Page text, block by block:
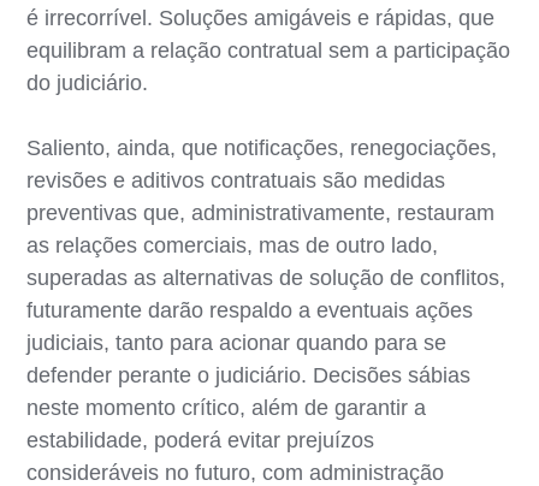
é irrecorrível. Soluções amigáveis e rápidas, que
equilibram a relação contratual sem a participação
do judiciário.
Saliento, ainda, que notificações, renegociações,
revisões e aditivos contratuais são medidas
preventivas que, administrativamente, restauram
as relações comerciais, mas de outro lado,
superadas as alternativas de solução de conflitos,
futuramente darão respaldo a eventuais ações
judiciais, tanto para acionar quando para se
defender perante o judiciário. Decisões sábias
neste momento crítico, além de garantir a
estabilidade, poderá evitar prejuízos
consideráveis no futuro, com administração